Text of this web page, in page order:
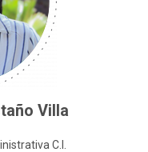
– SIISMED
Villa
C.I.